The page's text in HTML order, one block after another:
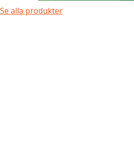
Se alla produkter